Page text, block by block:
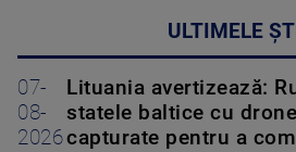
ULTIMELE
07-
08-
2026
Lituania avertizează:
statele baltice cu
capturate pentru a